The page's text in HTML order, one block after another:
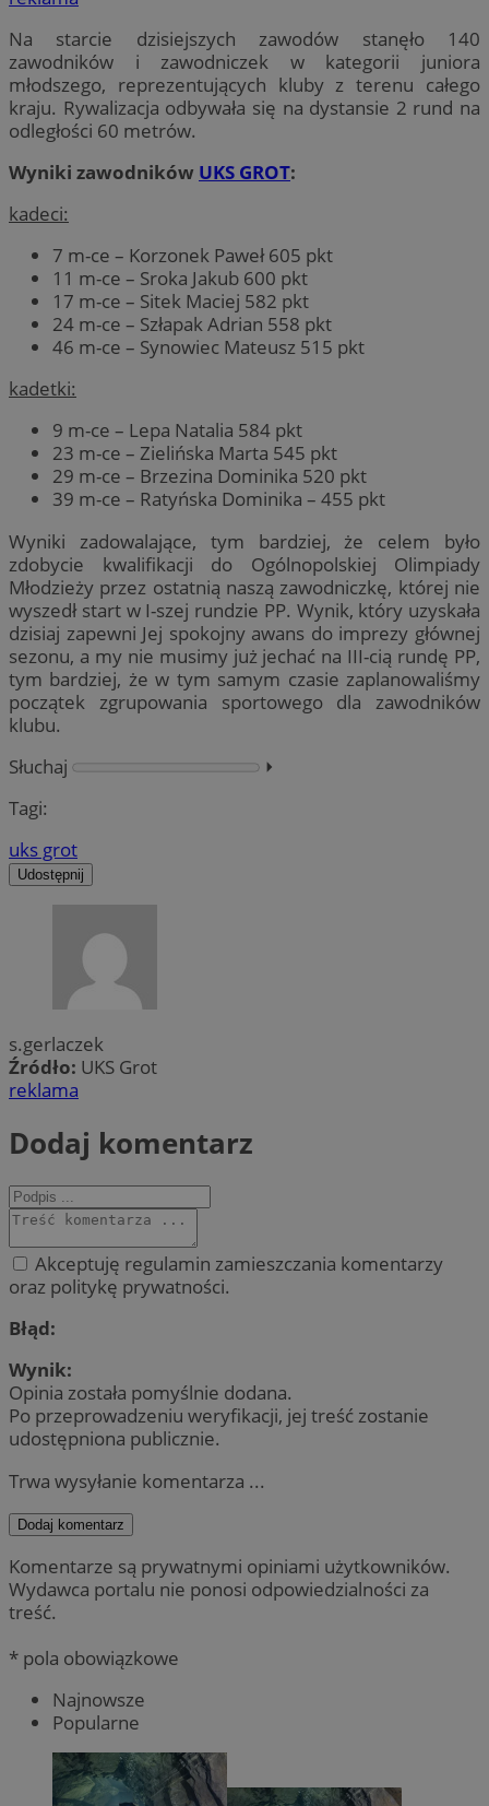
Na starcie dzisiejszych zawodów stanęło 140
zawodników i zawodniczek w kategorii juniora
młodszego, reprezentujących kluby z terenu całego
kraju. Rywalizacja odbywała się na dystansie 2 rund na
odległości 60 metrów.
Wyniki zawodników UKS GROT:
kadeci:
7 m-ce – Korzonek Paweł 605 pkt
11 m-ce – Sroka Jakub 600 pkt
17 m-ce – Sitek Maciej 582 pkt
24 m-ce – Szłapak Adrian 558 pkt
46 m-ce – Synowiec Mateusz 515 pkt
kadetki:
9 m-ce – Lepa Natalia 584 pkt
23 m-ce – Zielińska Marta 545 pkt
29 m-ce – Brzezina Dominika 520 pkt
39 m-ce – Ratyńska Dominika – 455 pkt
Wyniki zadowalające, tym bardziej, że celem było
zdobycie kwalifikacji do Ogólnopolskiej Olimpiady
Młodzieży przez ostatnią naszą zawodniczkę, której nie
wyszedł start w I-szej rundzie PP. Wynik, który uzyskała
dzisiaj zapewni Jej spokojny awans do imprezy głównej
sezonu, a my nie musimy już jechać na III-cią rundę PP,
tym bardziej, że w tym samym czasie zaplanowaliśmy
początek zgrupowania sportowego dla zawodników
klubu.
Słuchaj
⏵︎
Tagi:
uks grot
Udostępnij
s.gerlaczek
Źródło: UKS Grot
reklama
Dodaj komentarz
Akceptuję regulamin zamieszczania komentarzy
oraz politykę prywatności.
Błąd:
Wynik:
Opinia została pomyślnie dodana.
Po przeprowadzeniu weryfikacji, jej treść zostanie
udostępniona publicznie.
Trwa wysyłanie komentarza ...
Dodaj komentarz
Komentarze są prywatnymi opiniami użytkowników.
Wydawca portalu nie ponosi odpowiedzialności za
treść.
* pola obowiązkowe
Najnowsze
Popularne